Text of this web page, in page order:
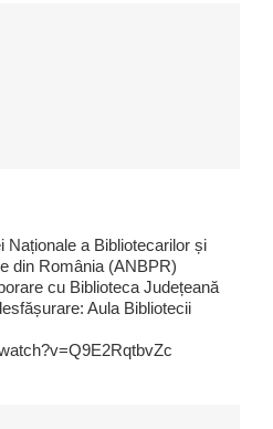
Naționale a Bibliotecarilor și
din România (ANBPR)
cu Biblioteca Județeană
Aula Bibliotecii